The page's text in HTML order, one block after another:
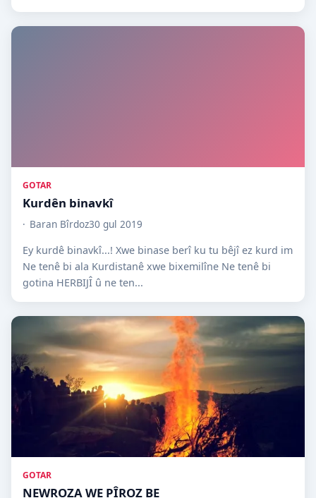
GOTAR
Kurdên binavkî
Baran Bîrdoz30 gul 2019
Ey kurdê binavkî...! Xwe binase berî ku tu bêjî ez kurd im
Ne tenê bi ala Kurdistanê xwe bixemilîne Ne tenê bi
gotina HERBIJÎ û ne ten...
GOTAR
NEWROZA WE PÎROZ BE